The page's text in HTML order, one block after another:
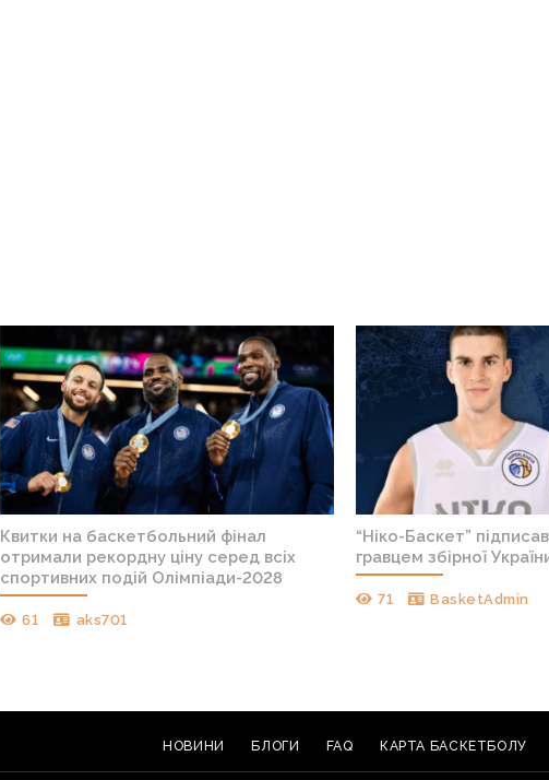
Квитки на баскетбольний фінал
отримали рекордну ціну серед всіх
спортивних подій Олімпіади-2028
61 aks701
“Ніко-Баскет”
гравцем збірної
71 BasketAdmin
НОВИНИ БЛОГИ FAQ КАРТА БАСКЕТБОЛУ